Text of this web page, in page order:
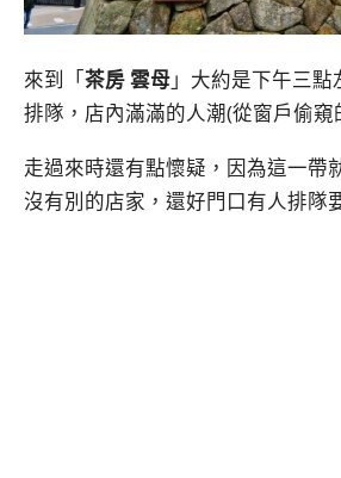
來到「茶房 雲母」大約是下午三
排隊，店內滿滿的人潮(從窗戶偷窺
走過來時還有點懷疑，因為這一帶
沒有別的店家，還好門口有人排隊